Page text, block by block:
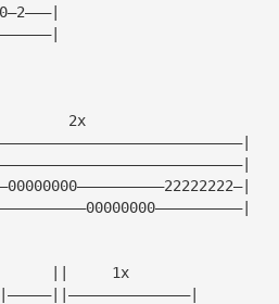
2x
||     1x